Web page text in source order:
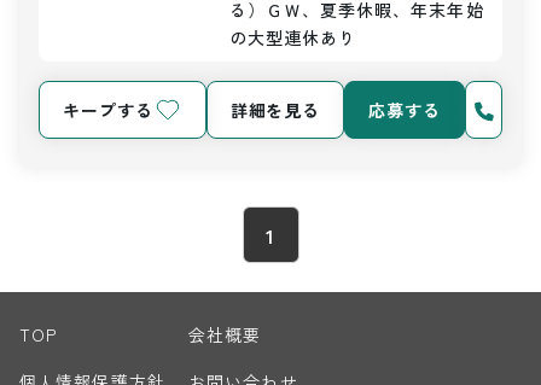
る）ＧＷ、夏季休暇、年末年始
の大型連休あり
キープする 詳細を見る 応募する
1
TOP
会社概要